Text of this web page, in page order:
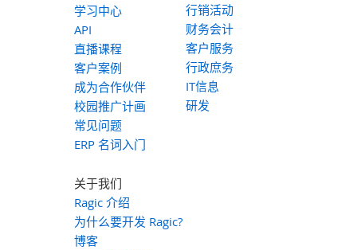
学习中心
API
直播课程
客户案例
成为合作伙伴
校园推广计画
常见问题
ERP 名词入门
行销活动
财务会计
客户服务
行政庶务
IT信息
研发
关于我们
Ragic 介绍
为什么要开发 Ragic?
博客